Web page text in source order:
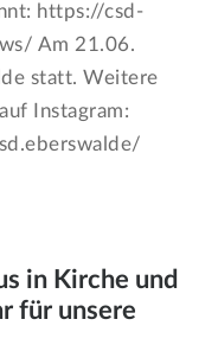
https://csd-
Am 21.06.
statt. Weitere
Instagram:
in Kirche und
für unsere